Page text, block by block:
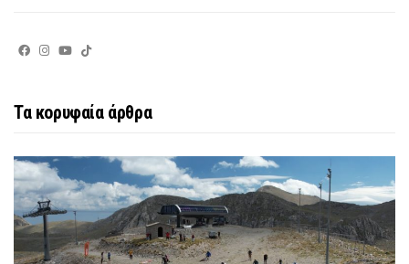
Τα κορυφαία άρθρα